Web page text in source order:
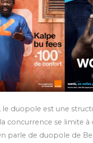
le duopole est une
concurrence se limite à
parle de duopole de